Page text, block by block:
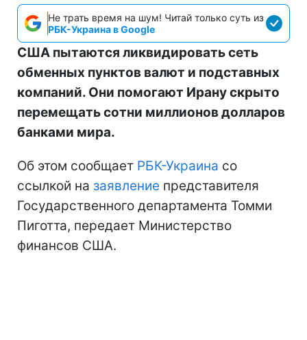
Не трать время на шум! Читай только суть из
РБК-Украина в Google
США пытаются ликвидировать сеть
обменных пунктов валют и подставных
компаний. Они помогают Ирану скрыто
перемещать сотни миллионов долларов
банками мира.
Об этом сообщает РБК-Украина со
ссылкой на заявление представителя
Государственного департамента Томми
Пиготта, передает Министерство
финансов США.